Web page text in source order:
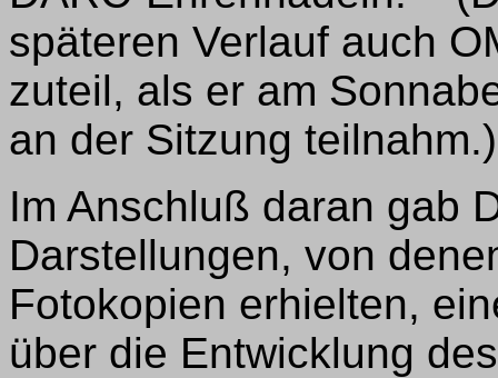
späteren Verlauf auch
zuteil, als er am
an der Sitzung
Im Anschluß daran gab
Darstellungen, von
Fotokopien erhielten,
über die Entwicklung